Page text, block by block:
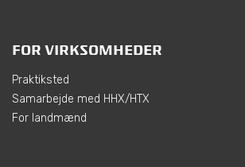
FOR VIRKSOMHEDER
Praktiksted
Samarbejde med HHX/HTX
For landmænd